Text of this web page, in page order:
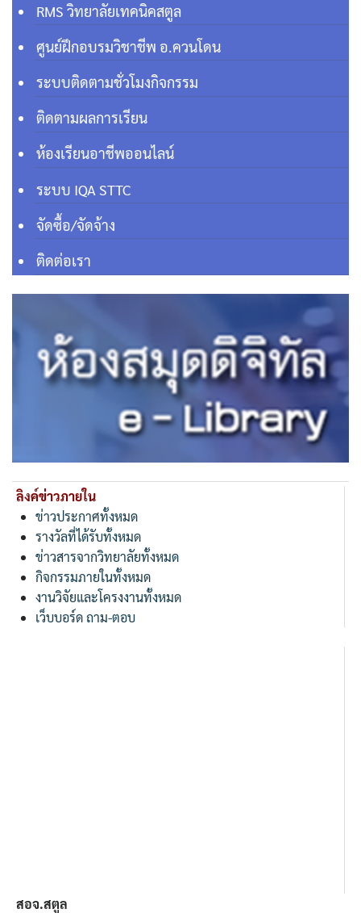
RMS วิทยาลัยเทคนิคสตูล
ศูนย์ฝึกอบรมวิชาชีพ อ.ควนโดน
ระบบติดตามชั่วโมงกิจกรรม
ติดตามผลการเรียน
ห้องเรียนอาชีพออนไลน์
ระบบ IQA STTC
จัดซื้อ/จัดจ้าง
ติดต่อเรา
ลิงค์ข่าวภายใน
ข่าวประกาศทั้งหมด
รางวัลที่ได้รับทั้งหมด
ข่าวสารจากวิทยาลัยทั้งหมด
กิจกรรมภายในทั้งหมด
งานวิจัยและโครงงานทั้งหมด
เว็บบอร์ด ถาม-ตอบ
สอจ.สตูล